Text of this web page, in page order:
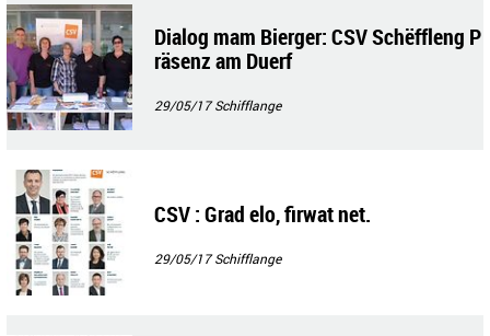
Dialog mam Bierger: CSV Schëffleng P
räsenz am Duerf
29/05/17Schifflange
CSV : Grad elo, firwat net.
29/05/17Schifflange